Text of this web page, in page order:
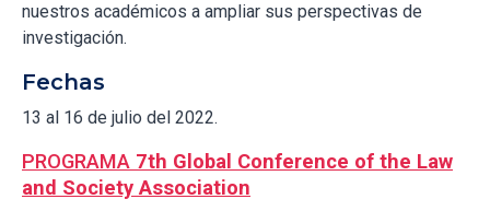
nuestros académicos a ampliar sus perspectivas de
investigación.
Fechas
13 al 16 de julio del 2022.
PROGRAMA 7th Global Conference of the Law
and Society Association